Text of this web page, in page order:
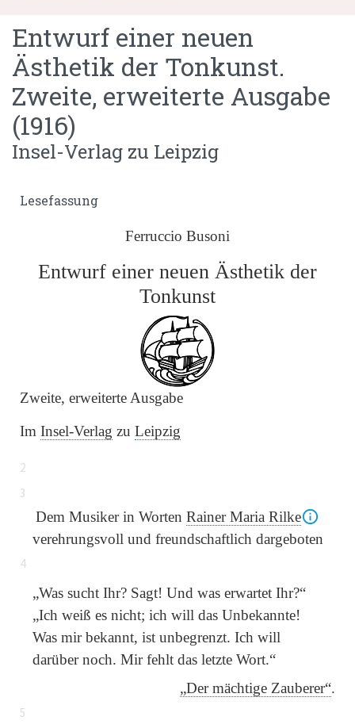
Entwurf einer neuen
Ästhetik der Tonkunst.
Zweite, erweiterte Ausgabe
(1916)
Insel-Verlag zu Leipzig
Lesefassung
Ferruccio Busoni
Entwurf einer neuen Ästhetik der
Tonkunst
Zweite, erweiterte Ausgabe
Im Insel-Verlag zu Leipzig
2
3
Dem Musiker in Worten Rainer Maria Rilke
verehrungsvoll und freundschaftlich dargeboten
4
„Was sucht Ihr? Sagt! Und was erwartet Ihr?“
„Ich weiß es nicht; ich will das Unbekannte!
Was mir bekannt, ist unbegrenzt. Ich will
darüber noch. Mir fehlt das letzte Wort.“
„Der mächtige Zauberer“.
5